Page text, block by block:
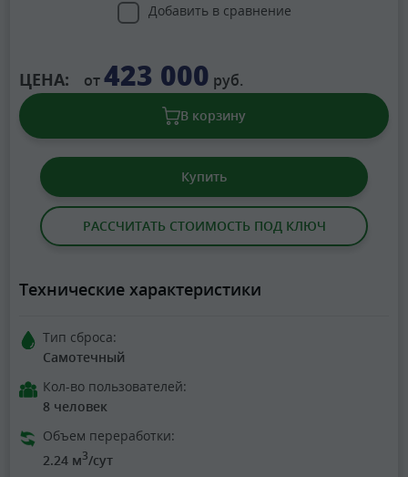
Добавить в сравнение
ЦЕНА: от423 000 руб.
В корзину
Купить
РАССЧИТАТЬ СТОИМОСТЬ ПОД КЛЮЧ
Технические характеристики
Тип сброса:
Самотечный
Кол-во пользователей:
8 человек
Объем переработки:
2.24 м3/сут